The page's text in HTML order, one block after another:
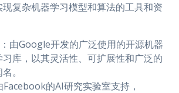
复杂机器学习模型和算法的工具和资
：由Google开发的广泛使用的开源机器
库，以其灵活性、可扩展性和广泛的
。
Facebook的AI研究实验室支持，